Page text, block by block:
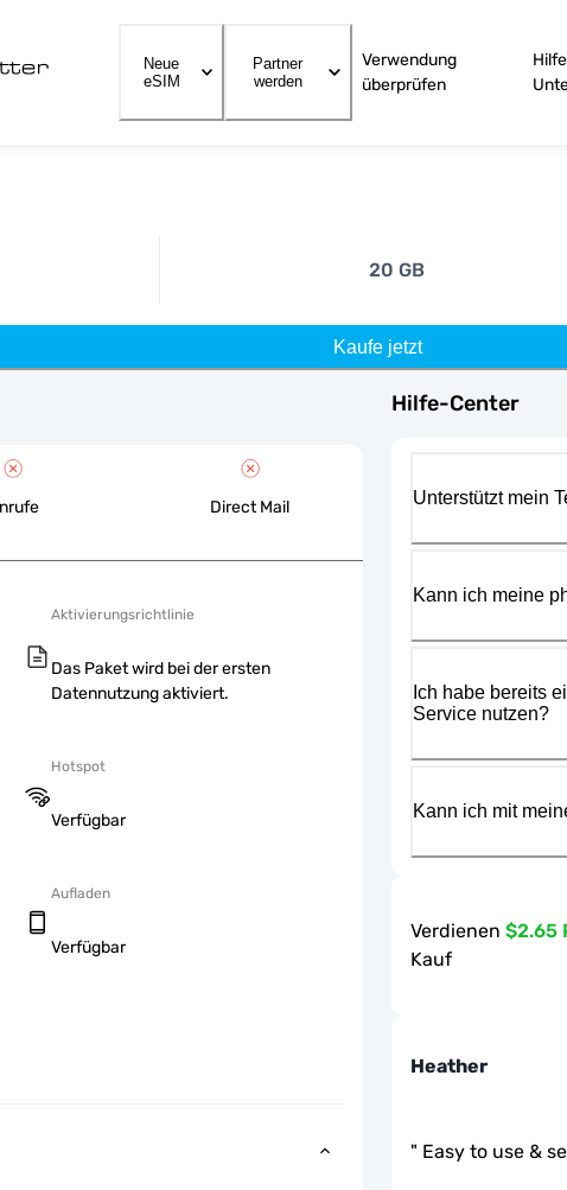
Neue
eSIM
Partner
werden
Verwendung
überprüfen
Hilfe
20 GB
Kaufe jetzt
Direct Mail
Aktivierungsrichtlinie
Das Paket wird bei der ersten
Datennutzung aktiviert.
Hotspot
Verfügbar
Aufladen
Verfügbar
Hilfe-Center
Unterstützt mein
Kann ich meine
Ich habe bereits
Service nutzen?
Kann ich mit
Verdienen $2.65
Kauf
Heather
" Easy to use &